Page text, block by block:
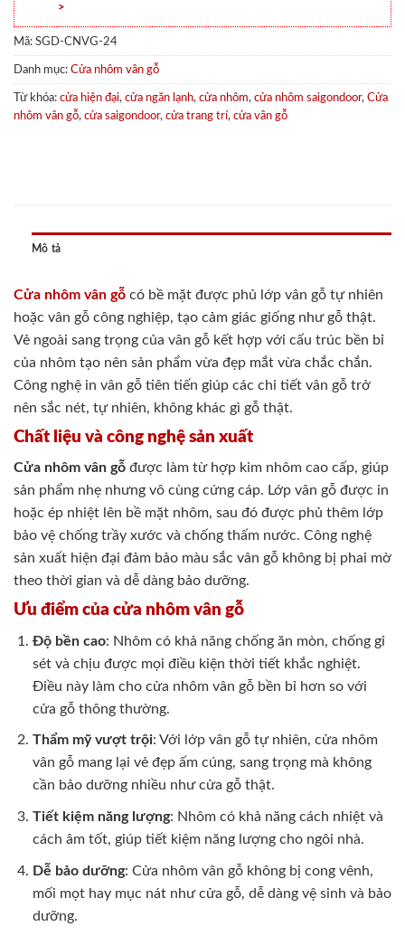
>
Mã: SGD-CNVG-24
Danh mục: Cửa nhôm vân gỗ
Từ khóa: cửa hiện đại, cửa ngăn lạnh, cửa nhôm, cửa nhôm saigondoor, Cửa
nhôm vân gỗ, cửa saigondoor, cửa trang trí, cửa vân gỗ
Mô tả
Cửa nhôm vân gỗ có bề mặt được phủ lớp vân gỗ tự nhiên
hoặc vân gỗ công nghiệp, tạo cảm giác giống như gỗ thật.
Vẻ ngoài sang trọng của vân gỗ kết hợp với cấu trúc bền bỉ
của nhôm tạo nên sản phẩm vừa đẹp mắt vừa chắc chắn.
Công nghệ in vân gỗ tiên tiến giúp các chi tiết vân gỗ trở
nên sắc nét, tự nhiên, không khác gì gỗ thật.
Chất liệu và công nghệ sản xuất
Cửa nhôm vân gỗ được làm từ hợp kim nhôm cao cấp, giúp
sản phẩm nhẹ nhưng vô cùng cứng cáp. Lớp vân gỗ được in
hoặc ép nhiệt lên bề mặt nhôm, sau đó được phủ thêm lớp
bảo vệ chống trầy xước và chống thấm nước. Công nghệ
sản xuất hiện đại đảm bảo màu sắc vân gỗ không bị phai mờ
theo thời gian và dễ dàng bảo dưỡng.
Ưu điểm của cửa nhôm vân gỗ
Độ bền cao: Nhôm có khả năng chống ăn mòn, chống gỉ
sét và chịu được mọi điều kiện thời tiết khắc nghiệt.
Điều này làm cho cửa nhôm vân gỗ bền bỉ hơn so với
cửa gỗ thông thường.
Thẩm mỹ vượt trội: Với lớp vân gỗ tự nhiên, cửa nhôm
vân gỗ mang lại vẻ đẹp ấm cúng, sang trọng mà không
cần bảo dưỡng nhiều như cửa gỗ thật.
Tiết kiệm năng lượng: Nhôm có khả năng cách nhiệt và
cách âm tốt, giúp tiết kiệm năng lượng cho ngôi nhà.
Dễ bảo dưỡng: Cửa nhôm vân gỗ không bị cong vênh,
mối mọt hay mục nát như cửa gỗ, dễ dàng vệ sinh và bảo
dưỡng.